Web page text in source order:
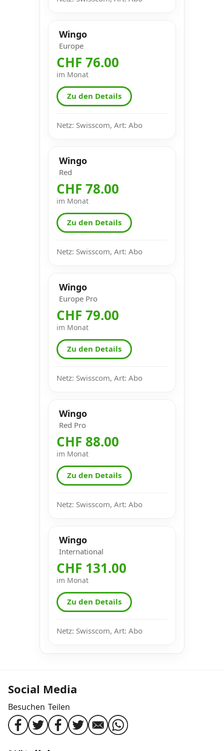
Wingo
Europe
CHF 76.00
im Monat
Zu den Details
Netz: Swisscom, Art: Abo
Wingo
Red
CHF 78.00
im Monat
Zu den Details
Netz: Swisscom, Art: Abo
Wingo
Europe Pro
CHF 79.00
im Monat
Zu den Details
Netz: Swisscom, Art: Abo
Wingo
Red Pro
CHF 88.00
im Monat
Zu den Details
Netz: Swisscom, Art: Abo
Wingo
International
CHF 131.00
im Monat
Zu den Details
Netz: Swisscom, Art: Abo
Social Media
Besuchen Teilen